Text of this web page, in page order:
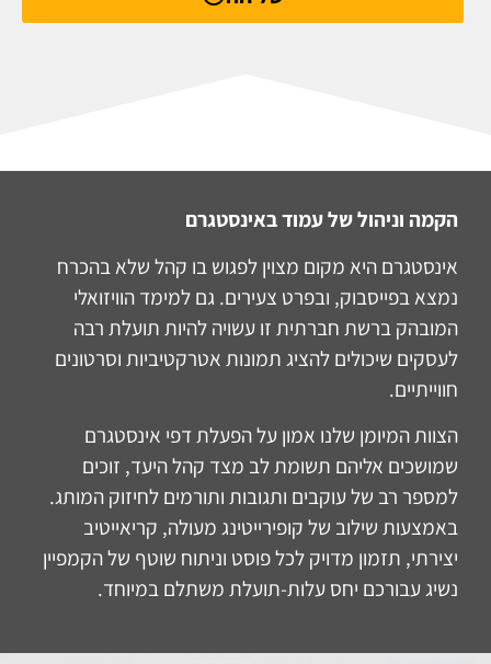
הקמה וניהול של עמוד באינסטגרם
אינסטגרם היא מקום מצוין לפגוש בו קהל שלא בהכרח
נמצא בפייסבוק, ובפרט צעירים. גם למימד הוויזואלי
המובהק ברשת חברתית זו עשויה להיות תועלת רבה
לעסקים שיכולים להציג תמונות אטרקטיביות וסרטונים
חווייתיים.
הצוות המיומן שלנו אמון על הפעלת דפי אינסטגרם
שמושכים אליהם תשומת לב מצד קהל היעד, זוכים
למספר רב של עוקבים ותגובות ותורמים לחיזוק המותג.
באמצעות שילוב של קופירייטינג מעולה, קריאייטיב
יצירתי, תזמון מדויק לכל פוסט וניתוח שוטף של הקמפיין
נשיג עבורכם יחס עלות-תועלת משתלם במיוחד.